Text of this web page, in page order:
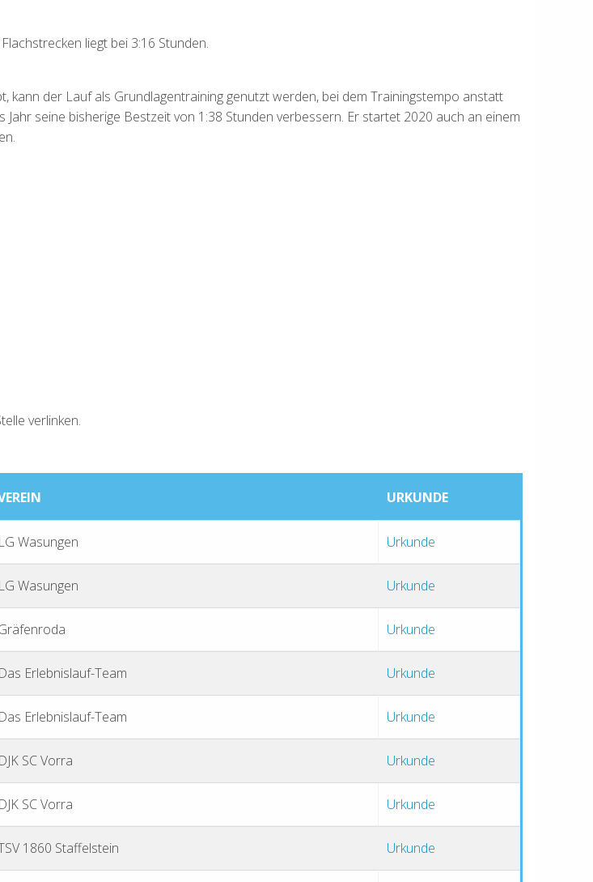
liegt bei 3:16 Stunden.
kann der Lauf als Grundlagentraining genutzt werden, bei dem Trainingstempo anstatt
seine bisherige Bestzeit von 1:38 Stunden verbessern. Er startet 2020 auch an einem
verlinken.
URKUNDE
LG Wasungen Urkunde
LG Wasungen Urkunde
Urkunde
Das Erlebnislauf-Team Urkunde
Das Erlebnislauf-Team Urkunde
DJK SC Vorra Urkunde
DJK SC Vorra Urkunde
1860 Staffelstein Urkunde